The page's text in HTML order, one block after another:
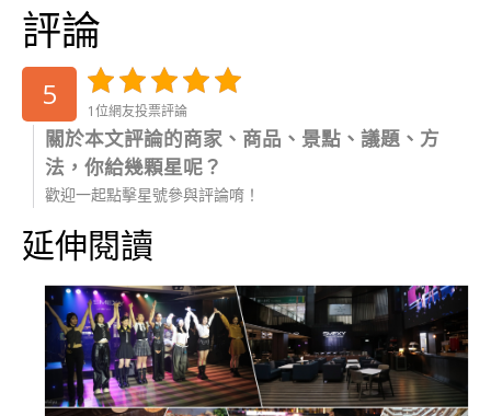
評論
5 1位網友投票評論
關於本文評論的商家、商品、景點、議題、方
法，你給幾顆星呢？
歡迎一起點擊星號參與評論唷！
延伸閱讀